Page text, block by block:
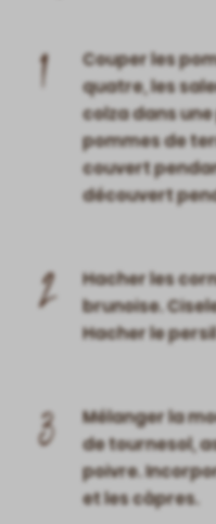
1
Couper les
quatre, les
colza dans
pommes de
couvert
découvert
2
Hacher les
brunoise.
Hacher le
3
Mélanger la
de tournesol,
poivre.
et les câpres.